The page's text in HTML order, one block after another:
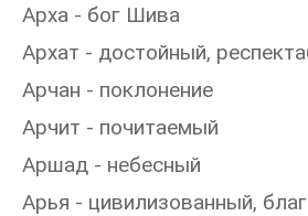
Арха - бог Шива
Архат - достойный,
Арчан - поклонение
Арчит - почитаемый
Аршад - небесный
Арья - цивилизованный,